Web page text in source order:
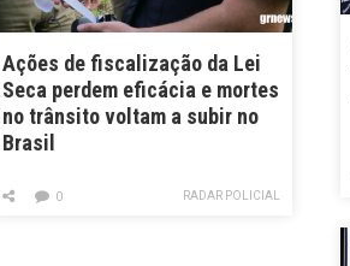
Ações de fiscalização da Lei
Seca perdem eficácia e mortes
no trânsito voltam a subir no
Brasil
RADAR POLICIAL
0